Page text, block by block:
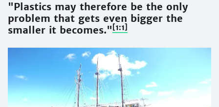
"Plastics may therefore be the only
problem that gets even bigger the
smaller it becomes." [1:1]